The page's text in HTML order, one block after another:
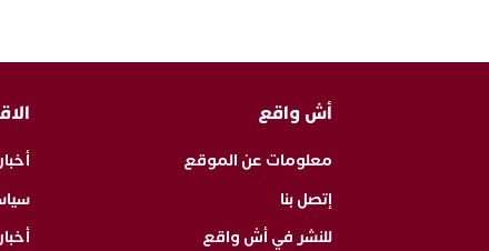
أش واقع
معلومات عن الموقع
إتصل بنا
للنشر في أش واقع